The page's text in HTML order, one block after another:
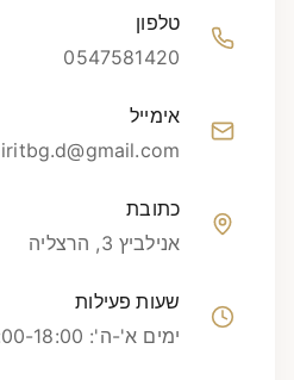
טלפון
0547581420
אימייל
iritbg.d@gmail.com
כתובת
אנילביץ 3, הרצליה
שעות פעילות
ימים א'-ה': 09:00-18:00